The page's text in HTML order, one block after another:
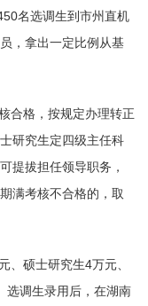
名选调生到市州直机
，拿出一定比例从基
合格，按规定办理转正
研究生定四级主任科
提拔担任领导职务，
满考核不合格的，取
、硕士研究生4万元、
选调生录用后，在湖南